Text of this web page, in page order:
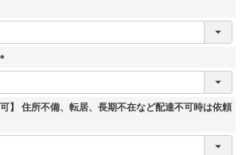
(
須】 住所不備、転居、長期不在など配達不可時は依頼